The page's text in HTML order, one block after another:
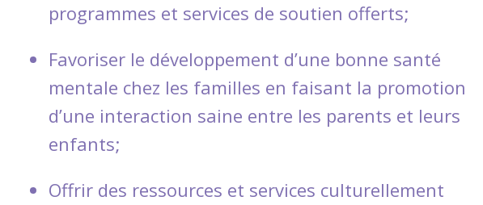
programmes et services de soutien offerts;
Favoriser le développement d’une bonne santé
mentale chez les familles en faisant la promotion
d’une interaction saine entre les parents et leurs
enfants;
Offrir des ressources et services culturellement